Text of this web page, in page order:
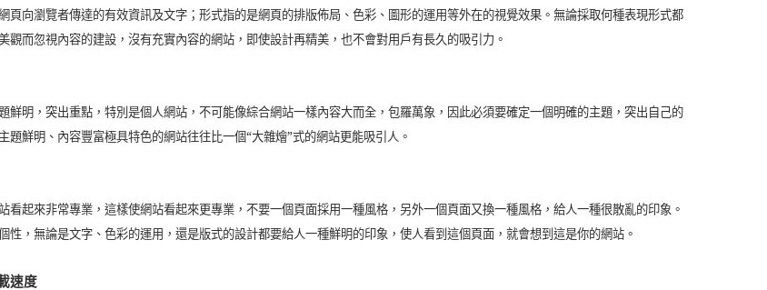
頁向瀏覽者傳達的有效資訊及文字；形式指的是網頁的排版佈局、色彩、圖形的運用等外在的視覺效果。無論採取何種表現形式都
觀而忽視內容的建設，沒有充實內容的網站，即使設計再精美，也不會對用戶有長久的吸引力。
鮮明，突出重點，特別是個人網站，不可能像綜合網站一樣內容大而全，包羅萬象，因此必須要確定一個明確的主題，突出自己的
題鮮明、內容豐富極具特色的網站往往比一個“大雜燴”式的網站更能吸引人。
看起來非常專業，這樣使網站看起來更專業，不要一個頁面採用一種風格，另外一個頁面又換一種風格，給人一種很散亂的印象。
性，無論是文字、色彩的運用，還是版式的設計都要給人一種鮮明的印象，使人看到這個頁面，就會想到這是你的網站。
速度